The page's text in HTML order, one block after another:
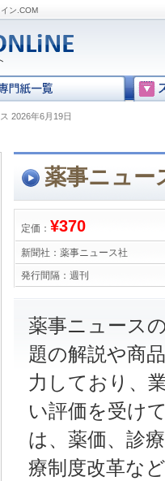
ン.COM
2026年6月19日
薬事ニュー
定価： ¥370
新聞社： 薬事ニュース社
発行間隔： 週刊
薬事ニュース
題の解説や商
力しており、
い評価を受け
は、薬価、診
療制度改革な